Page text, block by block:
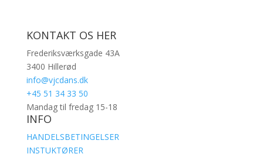
KONTAKT OS HER
Frederiksværksgade 43A
3400 Hillerød
info@vjcdans.dk
+45 51 34 33 50
Mandag til fredag 15-18
INFO
HANDELSBETINGELSER
INSTUKTØRER